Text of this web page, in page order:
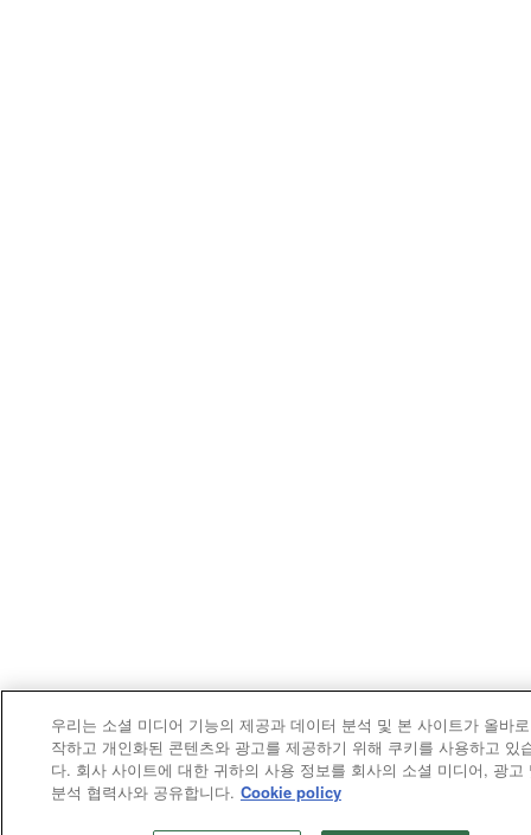
우리는 소셜 미디어 기능의 제공과 데이터 분석 및 본 사이트가 올바
작하고 개인화된 콘텐츠와 광고를 제공하기 위해 쿠키를 사용하고 있
다. 회사 사이트에 대한 귀하의 사용 정보를 회사의 소셜 미디어, 광고
분석 협력사와 공유합니다. Cookie policy